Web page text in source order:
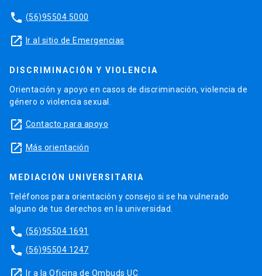
phone (56)95504 5000
launch Ir al sitio de Emergencias
DISCRIMINACIÓN Y VIOLENCIA
Orientación y apoyo en casos de discriminación, violencia de
género o violencia sexual.
launch Contacto para apoyo
launch Más orientación
MEDIACIÓN UNIVERSITARIA
Teléfonos para orientación y consejo si se ha vulnerado
alguno de tus derechos en la universidad.
phone (56)95504 1691
phone (56)95504 1247
Ir a la Oficina de Ombuds UC